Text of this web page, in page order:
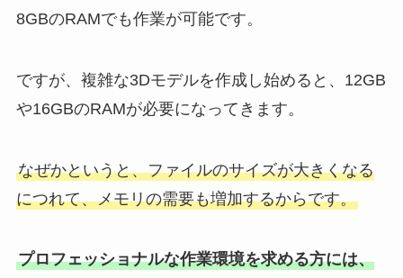
8GBのRAMでも作業が可能です。
ですが、複雑な3Dモデルを作成し始めると、12GB
や16GBのRAMが必要になってきます。
なぜかというと、ファイルのサイズが大きくなる
につれて、メモリの需要も増加するからです。
プロフェッショナルな作業環境を求める方には、